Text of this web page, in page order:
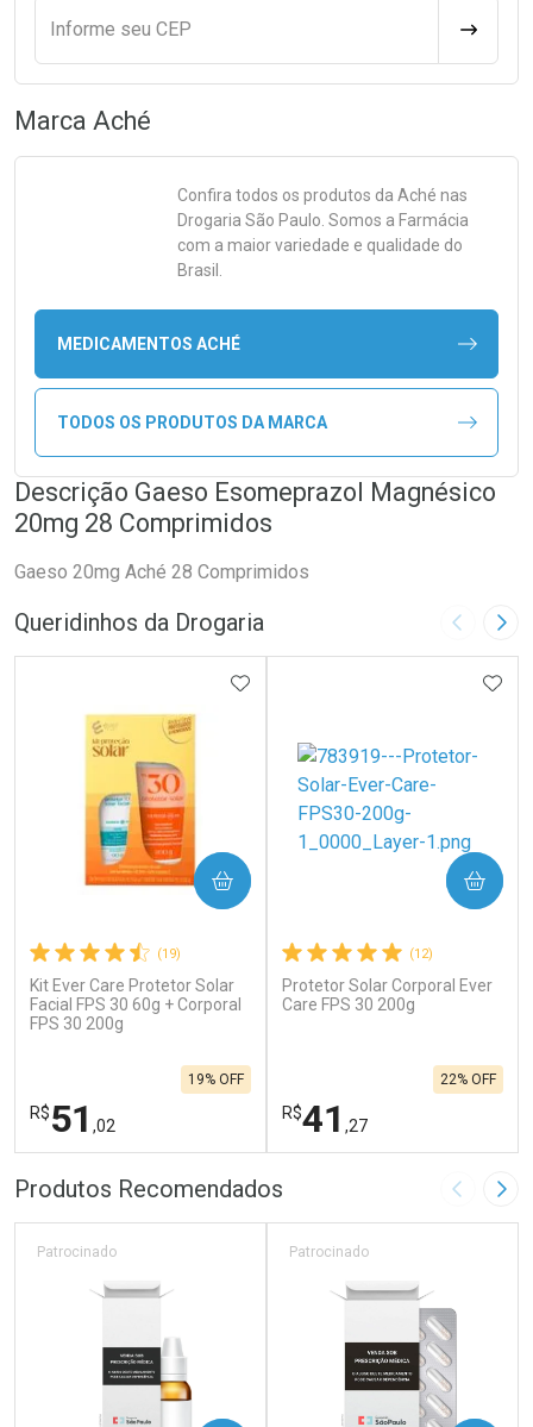
Informe seu CEP
Marca Aché
Confira todos os produtos da Aché nas
Drogaria São Paulo. Somos a Farmácia
com a maior variedade e qualidade do
Brasil.
MEDICAMENTOS ACHÉ
TODOS OS PRODUTOS DA MARCA
Descrição Gaeso Esomeprazol Magnésico
20mg 28 Comprimidos
Gaeso 20mg Aché 28 Comprimidos
Queridinhos da Drogaria Imagem
(19)
Kit Ever Care Protetor Solar
Facial FPS 30 60g + Corporal
FPS 30 200g
R$51 ,02
19% OFF
ADICIONAR AOS FAVORITOS
COMPRAR
FECHAR
Laboratório
FECHAR
Por Menos
(12)
Protetor Solar Corporal Ever
Care FPS 30 200g
R$41 ,27
22% OFF
COMPRAR
Laboratório
Por Menos
Produtos Recomendados Imagem
Patrocinado Patrocinado